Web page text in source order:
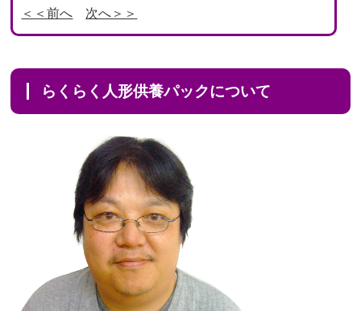
＜＜前へ 次へ＞＞
らくらく人形供養パックについて